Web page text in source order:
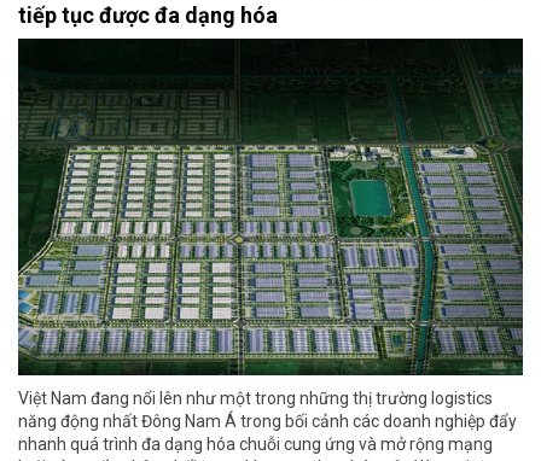
tiếp tục được đa dạng hóa
Việt Nam đang nổi lên như một trong những thị trường logistics
năng động nhất Đông Nam Á trong bối cảnh các doanh nghiệp đẩy
nhanh quá trình đa dạng hóa chuỗi cung ứng và mở rộng mạng